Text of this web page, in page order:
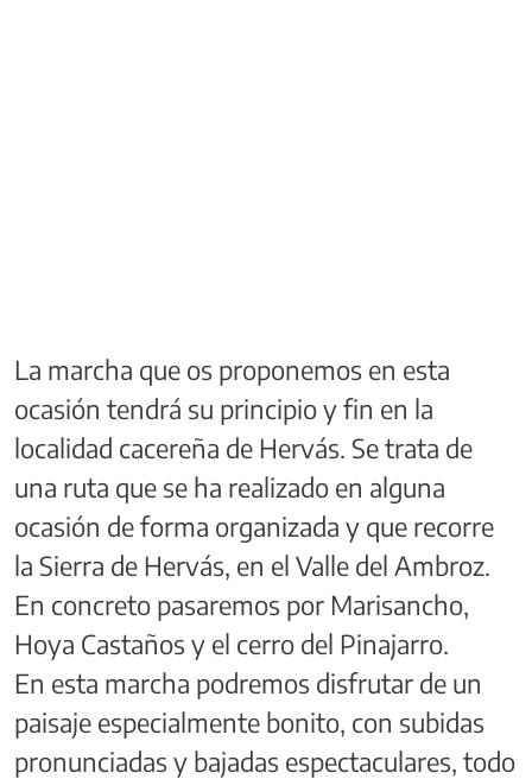
La marcha que os proponemos en esta
ocasión tendrá su principio y fin en la
localidad cacereña de Hervás. Se trata de
una ruta que se ha realizado en alguna
ocasión de forma organizada y que recorre
la Sierra de Hervás, en el Valle del Ambroz.
En concreto pasaremos por Marisancho,
Hoya Castaños y el cerro del Pinajarro.
En esta marcha podremos disfrutar de un
paisaje especialmente bonito, con subidas
pronunciadas y bajadas espectaculares, todo